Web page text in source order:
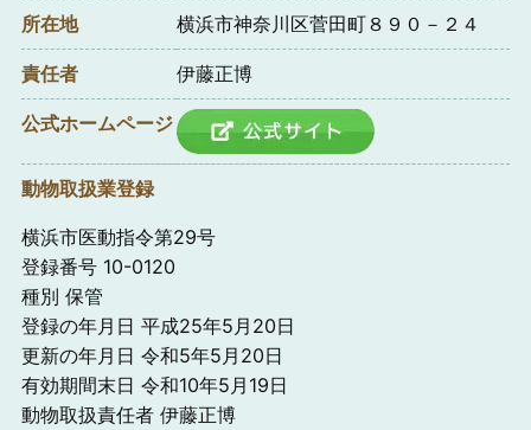
所在地 横浜市神奈川区菅田町８９０－２４
責任者 伊藤正博
公式ホームページ
動物取扱業登録
横浜市医動指令第29号
登録番号 10-0120
種別 保管
登録の年月日 平成25年5月20日
更新の年月日 令和5年5月20日
有効期間末日 令和10年5月19日
動物取扱責任者 伊藤正博